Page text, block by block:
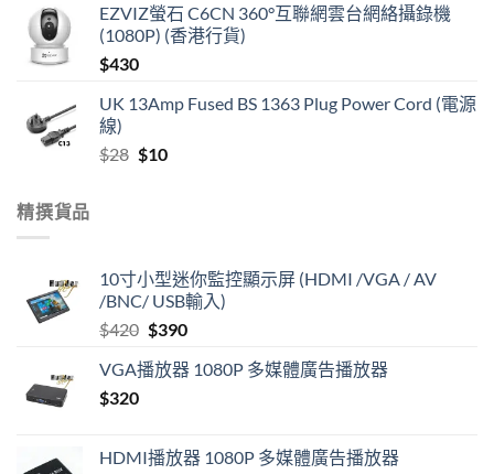
EZVIZ螢石 C6CN 360°互聯網雲台網絡攝錄機
(1080P) (香港行貨)
$430
UK 13Amp Fused BS 1363 Plug Power Cord (電源
線)
$28 Original
$10Current
精撰貨品
10寸小型迷你監控顯示屏 (HDMI /VGA / AV
/BNC/ USB輸入)
$420 Original
was:
$390Current
is:
VGA播放器 1080P 多媒體廣告播放器
$320
HDMI播放器 1080P 多媒體廣告播放器